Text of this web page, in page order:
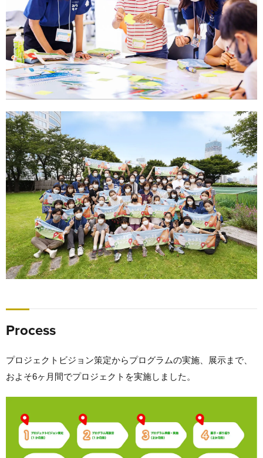
Process
プロジェクトビジョン策定からプログラムの実施、展示まで、
およそ6ヶ月間でプロジェクトを実施しました。